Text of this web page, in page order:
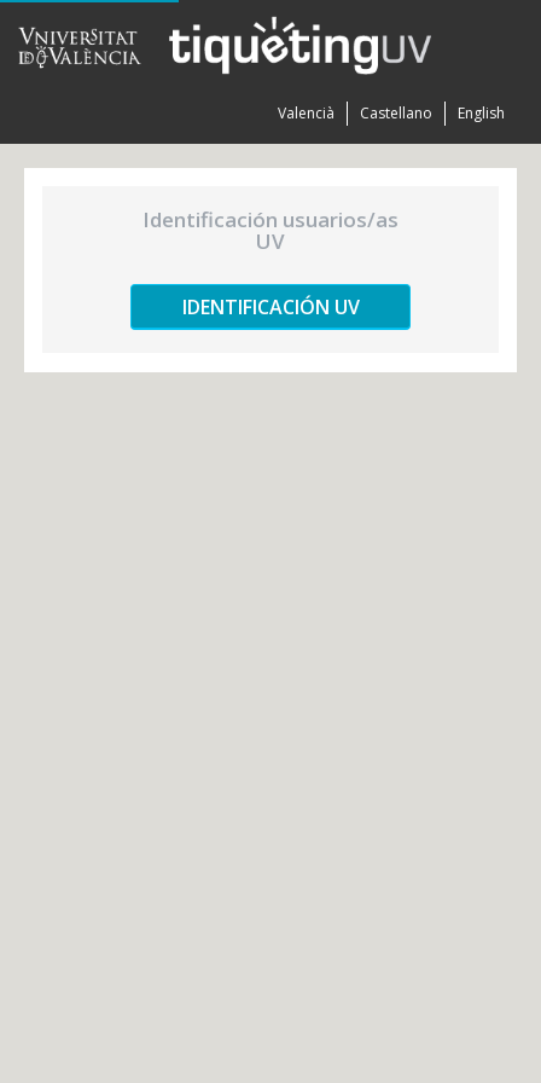
English
Castellano
Valencià
Identificación usuarios/as
UV
IDENTIFICACIÓN UV